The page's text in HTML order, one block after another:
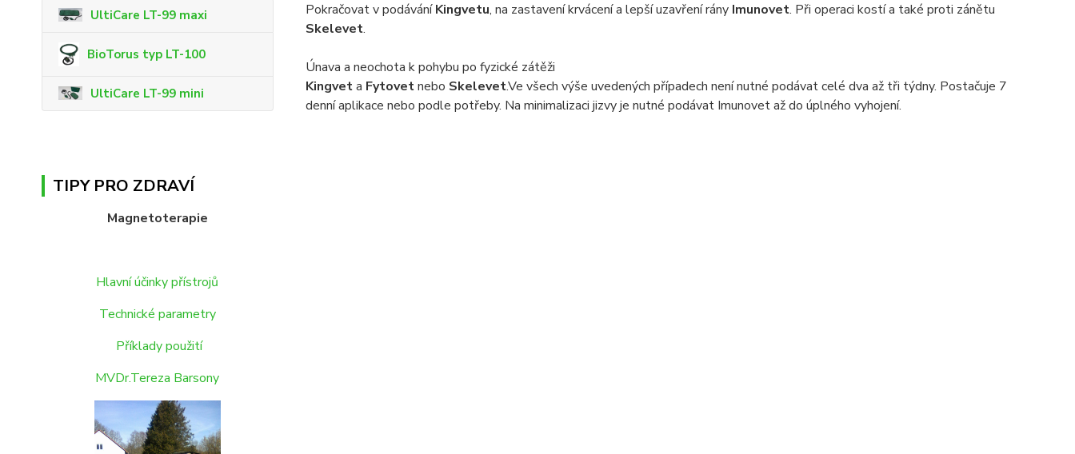
UltiCare LT-99 maxi
BioTorus typ LT-100
UltiCare LT-99 mini
TIPY PRO ZDRAVÍ
Magnetoterapie
Hlavní účinky přístrojů
Technické parametry
Příklady použití
MVDr.Tereza Barsony
Pokračovat v podáváníKingvetu, na zastavení krvácení a lepší uzavření rány Imunovet. Při operaci kostí a také proti zánětu
Skelevet.
Únava a neochota k pohybu po fyzické zátěži
Kingveta Fytovetnebo Skelevet.Ve všech výše uvedených případech není nutné podávat celé dva až tři týdny. Postačuje 7
denní aplikace nebo podle potřeby. Na minimalizaci jizvy je nutné podávat Imunovet až do úplného vyhojení.